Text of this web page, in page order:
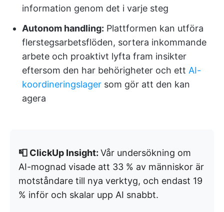
information genom det i varje steg
Autonom handling: Plattformen kan utföra
flerstegsarbetsflöden, sortera inkommande
arbete och proaktivt lyfta fram insikter
eftersom den har behörigheter och ett AI-
koordineringslager som gör att den kan
agera
📮 ClickUp Insight: Vår undersökning om
AI-mognad visade att 33 % av människor är
motståndare till nya verktyg, och endast 19
% inför och skalar upp AI snabbt.